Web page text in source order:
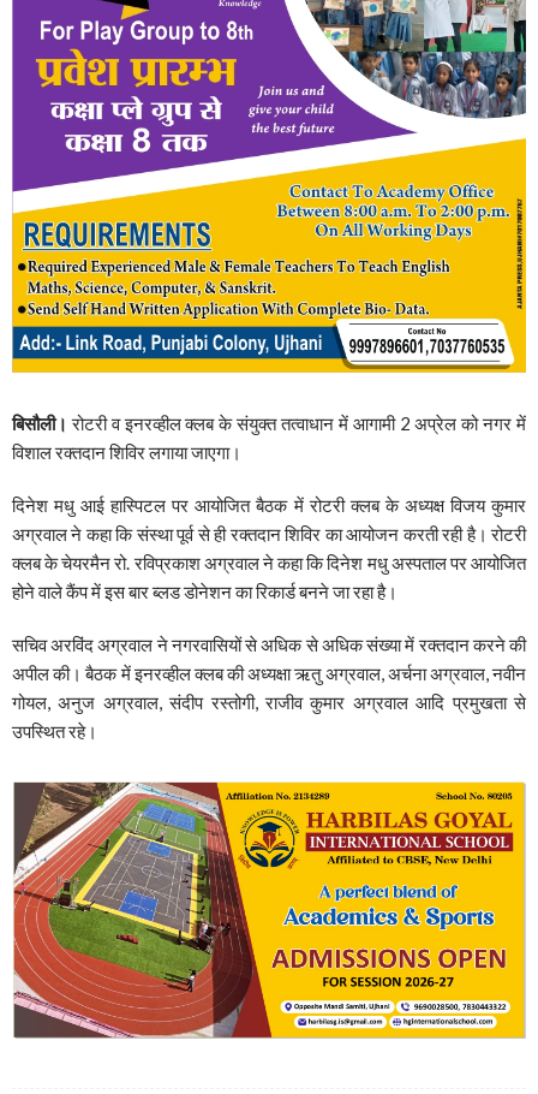
बिसौली। रोटरी व इनरव्हील क्लब के संयुक्त तत्वाधान में आगामी 2 अप्रेल को नगर में
विशाल रक्तदान शिविर लगाया जाएगा।
दिनेश मधु आई हास्पिटल पर आयोजित बैठक में रोटरी क्लब के अध्यक्ष विजय कुमार
अग्रवाल ने कहा कि संस्था पूर्व से ही रक्तदान शिविर का आयोजन करती रही है। रोटरी
क्लब के चेयरमैन रो. रविप्रकाश अग्रवाल ने कहा कि दिनेश मधु अस्पताल पर आयोजित
होने वाले कैंप में इस बार ब्लड डोनेशन का रिकार्ड बनने जा रहा है।
सचिव अरविंद अग्रवाल ने नगरवासियों से अधिक से अधिक संख्या में रक्तदान करने की
अपील की। बैठक में इनरव्हील क्लब की अध्यक्षा ऋतु अग्रवाल, अर्चना अग्रवाल, नवीन
गोयल, अनुज अग्रवाल, संदीप रस्तोगी, राजीव कुमार अग्रवाल आदि प्रमुखता से
उपस्थित रहे।